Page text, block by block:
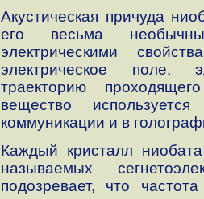
Акустическая причуда
его весьма
электрическими
электрическое поле,
траекторию
вещество
коммуникации и в
Каждый кристалл
называемых
подозревает, что